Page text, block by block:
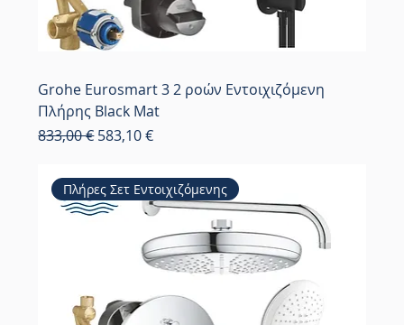
Grohe Eurosmart 3 2 ροών Εντοιχιζόμενη
Πλήρης Black Mat
Κανονική τιμή
833,00 € Τιμή Έκπτωσης
583,10 €
Πλήρες Σετ Εντοιχιζόμενης